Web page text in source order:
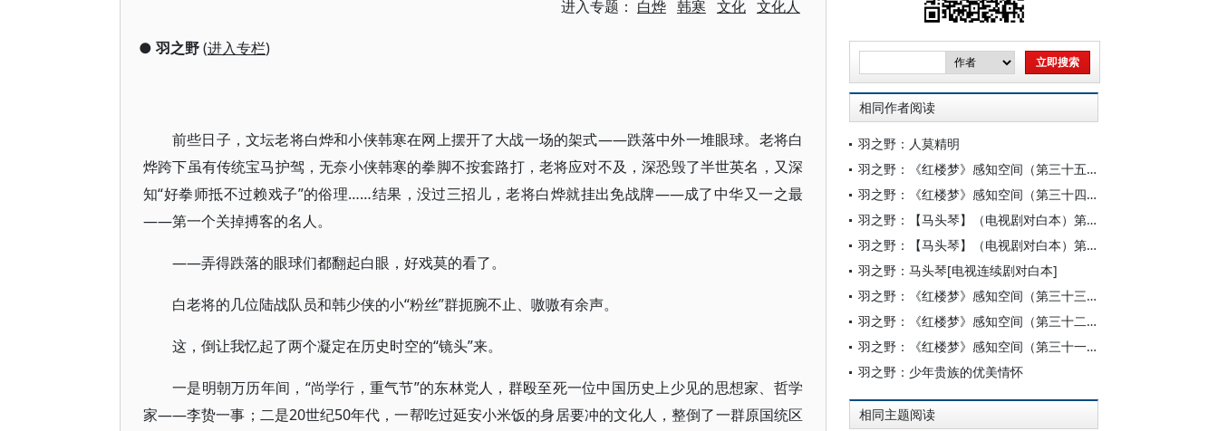
进入专题： 白烨 韩寒 文化 文化人
● 羽之野(进入专栏)
前些日子，文坛老将白烨和小侠韩寒在网上摆开了大战一场的架式——跌落中外一堆眼球。老将白
烨跨下虽有传统宝马护驾，无奈小侠韩寒的拳脚不按套路打，老将应对不及，深恐毁了半世英名，又深
知“好拳师抵不过赖戏子”的俗理……结果，没过三招儿，老将白烨就挂出免战牌——成了中华又一之最
——第一个关掉搏客的名人。
——弄得跌落的眼球们都翻起白眼，好戏莫的看了。
白老将的几位陆战队员和韩少侠的小“粉丝”群扼腕不止、嗷嗷有余声。
这，倒让我忆起了两个凝定在历史时空的“镜头”来。
一是明朝万历年间，“尚学行，重气节”的东林党人，群殴至死一位中国历史上少见的思想家、哲学
家——李贽一事；二是20世纪50年代，一帮吃过延安小米饭的身居要冲的文化人，整倒了一群原国统区
相同作者阅读
羽之野：人莫精明
羽之野：《红楼梦》感知空间（第三十五辑）
羽之野：《红楼梦》感知空间（第三十四辑）
羽之野：【马头琴】（电视剧对白本）第三集
羽之野：【马头琴】（电视剧对白本）第二集
羽之野：马头琴[电视连续剧对白本]
羽之野：《红楼梦》感知空间（第三十三辑）
羽之野：《红楼梦》感知空间（第三十二辑）
羽之野：《红楼梦》感知空间（第三十一辑）
羽之野：少年贵族的优美情怀
相同主题阅读